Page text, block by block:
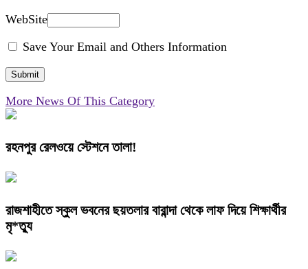
WebSite
Save Your Email and Others Information
More News Of This Category
রহনপুর রেলওয়ে স্টেশনে তালা!
রাজশাহীতে স্কুল ভবনের ছয়তলার বারান্দা থেকে লাফ দিয়ে শিক্ষার্থীর
মৃ*ত্যু